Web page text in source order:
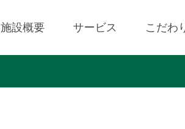
施設概要 サービス こだわ